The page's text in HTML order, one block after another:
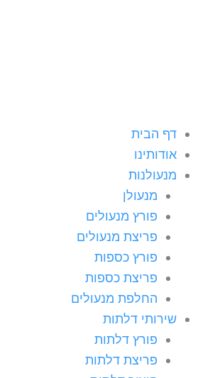
דף הבית
אודותינו
מנעולנות
מנעולן
פורץ מנעולים
פריצת מנעולים
פורץ כספות
פריצת כספות
החלפת מנעולים
שירותי דלתות
פורץ דלתות
פריצת דלתות